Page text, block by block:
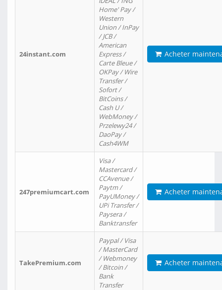
24instant.com
Home' Pay /
Western
Union / InPay
/ JCB /
American
Express /
Carte Bleue /
OKPay / Wire
Transfer /
Sofort /
BitCoins /
Cash U /
WebMoney /
Przelewy24 /
DaoPay /
Cash4WM
Acheter
247premiumcart.com
Visa /
Mastercard /
CCAvenue /
Paytm /
PayUMoney /
UPi Transfer /
Paysera /
Banktransfer
Acheter
TakePremium.com
Paypal / Visa
/ MasterCard
/ Webmoney
/ Bitcoin /
Bank
Transfer
Acheter